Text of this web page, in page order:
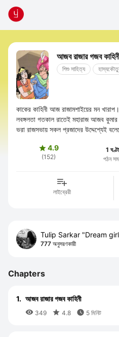
আজব রাজার গজব
শিশু সাহিত্য
কাকের কাহিনী আজ রাজামশাইয়ের মন
লবঙ্গলতা গতকাল রাতেই মহারাজ আজব
ভরা রাজসভায় সকল প্রজাদের উদ্দেশ্যেই
4.9
(152)
1 ঘণ্টা
পঠন
লাইব্রেরী
Tulip Sarkar "Dream
777 অনুসরণকারী
Chapters
1. আজব রাজার গজব কাহিনী
 349  4.8  5 মিনিট